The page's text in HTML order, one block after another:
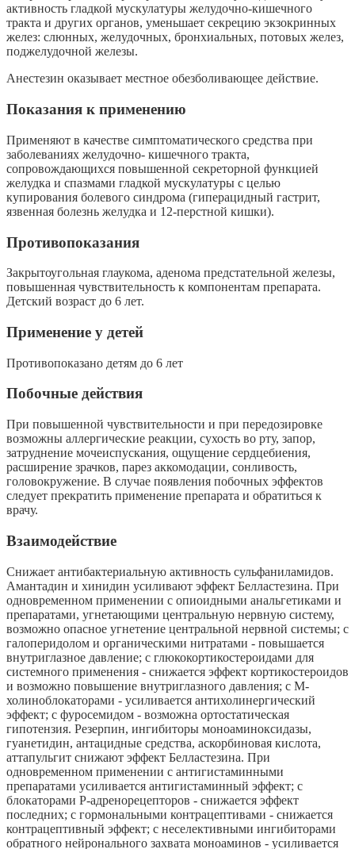
активность гладкой мускулатуры желудочно-кишечного
тракта и других органов, уменьшает секрецию экзокринных
желез: слюнных, желудочных, бронхи­альных, потовых желез,
поджелудочной железы.
Анестезин оказывает местное обезболивающее действие.
Показания к применению
Применяют в качестве симптоматического средства при
заболеваниях желудочно- кишечного тракта,
сопровождающихся повышенной секреторной функцией
желудка и спазмами гладкой мускулатуры с целью
купирования болевого синдрома (гиперацидный гастрит,
язвенная болезнь желудка и 12-перстной кишки).
Противопоказания
Закрытоугольная глаукома, аденома предстательной железы,
повышенная чувстви­тельность к компонентам препарата.
Детский возраст до 6 лет.
Применение у детей
Противопоказано детям до 6 лет
Побочные действия
При повышенной чувствительности и при передозировке
возможны аллергические реакции, сухость во рту, запор,
затруднение мочеиспускания, ощущение сердцебие­ния,
расширение зрачков, парез аккомодации, сонливость,
головокружение. В слу­чае появления побочных эффектов
следует прекратить применение препарата и обратиться к
врачу.
Взаимодействие
Снижает антибактериальную активность сульфаниламидов.
Амантадин и хинидин усиливают эффект Белластезина. При
одновременном применении с опиоидными анальгетиками и
препаратами, угнетающими центральную нервную систему,
возможно опасное угнетение центральной нервной системы; с
галоперидолом и органическими нитратами - повышается
внутриглазное давление; с глюкокортикостероидами для
системного применения - снижается эффект кортикостероидов
и возможно повышение внутриглазного давления; с М-
холиноблокаторами - усиливается антихолинергический
эффект; с фуросемидом - возможна ортостатическая
гипотензия. Резерпин, ингибиторы моноаминоксидазы,
гуанетидин, антацидные средства, аскорбиновая кислота,
аттапульгит снижают эффект Белластезина. При
одновременном применении с антигистаминными
препаратами усиливается антигистаминный эффект; с
блокаторами Р-адренорецепторов - снижается эффект
последних; с гормональными контрацептивами - снижается
контрацептивный эффект; с неселективными ингибиторами
обратного нейронального захвата моноаминов - усиливается